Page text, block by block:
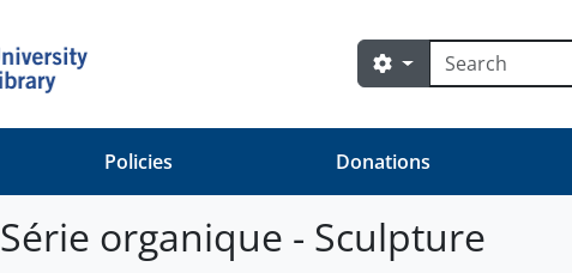
Rechercher
Search options
Policies Donations
Série organique - Sculpture